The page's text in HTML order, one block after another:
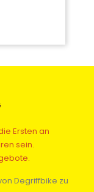
Ersten an
sein.
Degriffbike zu